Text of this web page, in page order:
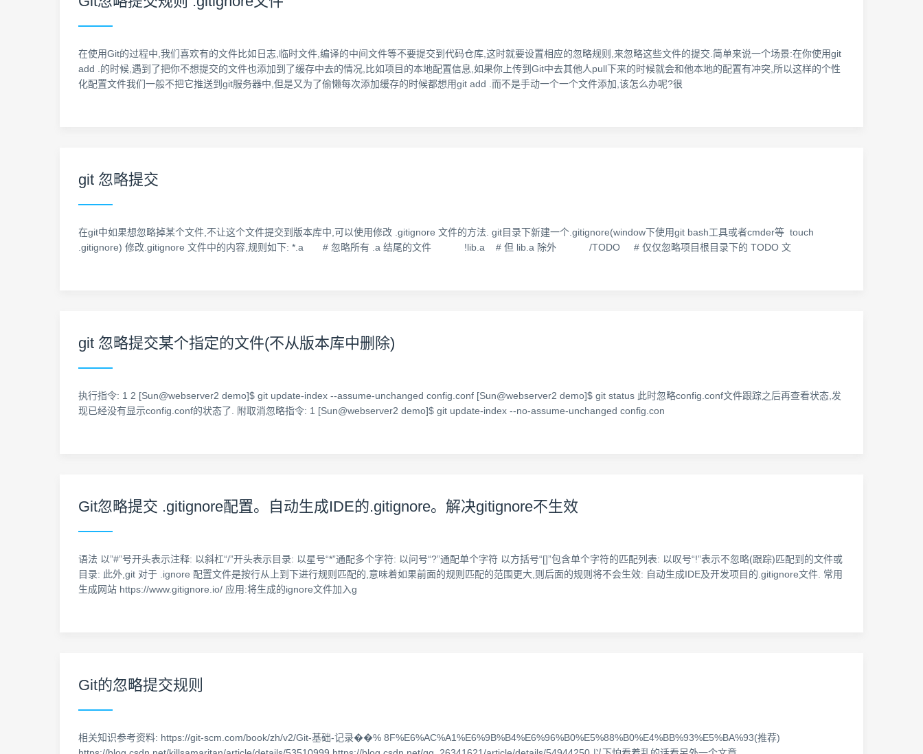
在使用Git的过程中,我们喜欢有的文件比如日志,临时文件,编译的中间文件等不要提交到代码仓库,这时就要设置相应的忽略规则,来忽略这些文件的提交.简单来说一个场景:在你使用git
add .的时候,遇到了把你不想提交的文件也添加到了缓存中去的情况,比如项目的本地配置信息,如果你上传到Git中去其他人pull下来的时候就会和他本地的配置有冲突,所以这样的个性
化配置文件我们一般不把它推送到git服务器中,但是又为了偷懒每次添加缓存的时候都想用git add .而不是手动一个一个文件添加,该怎么办呢?很
git 忽略提交
在git中如果想忽略掉某个文件,不让这个文件提交到版本库中,可以使用修改 .gitignore 文件的方法. git目录下新建一个.gitignore(window下使用git bash工具或者cmder等 touch
.gitignore) 修改.gitignore 文件中的内容,规则如下: *.a # 忽略所有 .a 结尾的文件 !lib.a # 但 lib.a 除外 /TODO # 仅仅忽略项目根目录下的 TODO 文
git 忽略提交某个指定的文件(不从版本库中删除)
执行指令: 1 2 [Sun@webserver2 demo]$ git update-index --assume-unchanged config.conf [Sun@webserver2 demo]$ git status 此时忽略config.conf文件跟踪之后再查看状态,发
现已经没有显示config.conf的状态了. 附取消忽略指令: 1 [Sun@webserver2 demo]$ git update-index --no-assume-unchanged config.con
Git忽略提交 .gitignore配置。自动生成IDE的.gitignore。解决gitignore不生效
语法 以”#”号开头表示注释: 以斜杠“/”开头表示目录: 以星号“*”通配多个字符: 以问号“?”通配单个字符 以方括号“[]”包含单个字符的匹配列表: 以叹号“!”表示不忽略(跟踪)匹配到的文件或
目录: 此外,git 对于 .ignore 配置文件是按行从上到下进行规则匹配的,意味着如果前面的规则匹配的范围更大,则后面的规则将不会生效: 自动生成IDE及开发项目的.gitignore文件. 常用
生成网站 https://www.gitignore.io/ 应用:将生成的ignore文件加入g
Git的忽略提交规则
相关知识参考资料: https://git-scm.com/book/zh/v2/Git-基础-记录��% 8F%E6%AC%A1%E6%9B%B4%E6%96%B0%E5%88%B0%E4%BB%93%E5%BA%93(推荐)